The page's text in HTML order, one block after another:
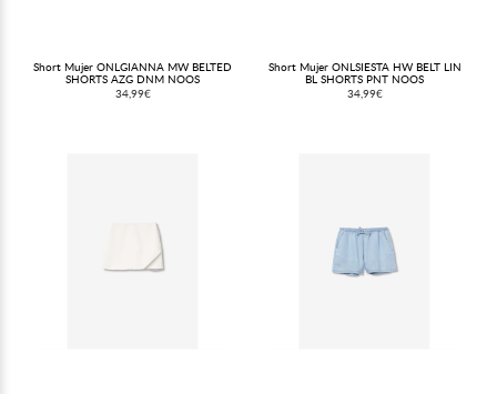
Short Mujer ONLGIANNA MW BELTED
SHORTS AZG DNM NOOS
34,99€
Short Mujer ONLSIESTA HW BELT LIN
BL SHORTS PNT NOOS
34,99€